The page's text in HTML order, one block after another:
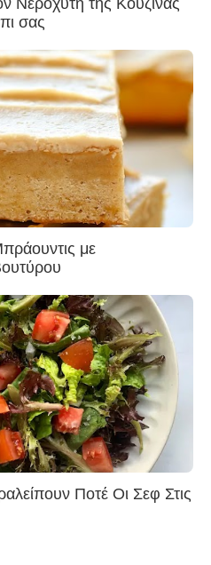
Νεροχύτη της Κουζίνας
σας
με
Ποτέ Οι Σεφ Στις